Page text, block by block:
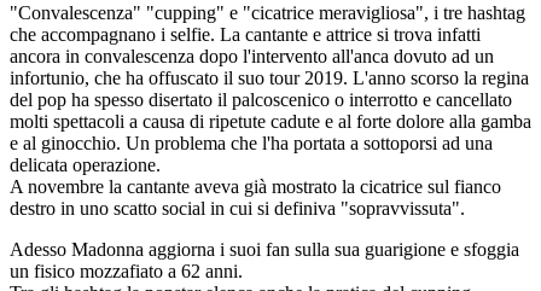
"Convalescenza" "cupping" e "cicatrice meravigliosa", i tre hashtag
che accompagnano i selfie. La cantante e attrice si trova infatti
ancora in convalescenza dopo l'intervento all'anca dovuto ad un
infortunio, che ha offuscato il suo tour 2019. L'anno scorso la regina
del pop ha spesso disertato il palcoscenico o interrotto e cancellato
molti spettacoli a causa di ripetute cadute e al forte dolore alla gamba
e al ginocchio. Un problema che l'ha portata a sottoporsi ad una
delicata operazione.
A novembre la cantante aveva già mostrato la cicatrice sul fianco
destro in uno scatto social in cui si definiva "sopravvissuta".
Adesso Madonna aggiorna i suoi fan sulla sua guarigione e sfoggia
un fisico mozzafiato a 62 anni.